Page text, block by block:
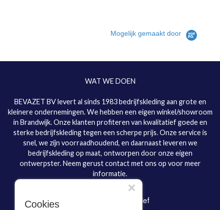
Mogelijk gemaakt door
WAT WE DOEN
BEVAZET BV levert al sinds 1983 bedrijfskleding aan grote en
kleinere ondernemingen. We hebben een eigen winkel/showroom
in Brandwijk. Onze klanten profiteren van kwalitatief goede en
sterke bedrijfskleding tegen een scherpe prijs. Onze service is
snel, we zijn voorraadhoudend, en daarnaast leveren we
bedrijfskleding op maat, ontworpen door onze eigen
ontwerpster. Neem gerust contact met ons op voor meer
informatie.
Inschrijven nieuwsbrief
Cookies
×